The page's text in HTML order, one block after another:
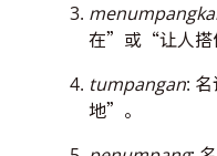
在”或“让人搭
tumpangan:
地”。